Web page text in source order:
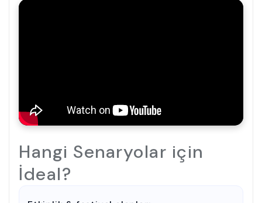
Hangi Senaryolar için
İdeal?